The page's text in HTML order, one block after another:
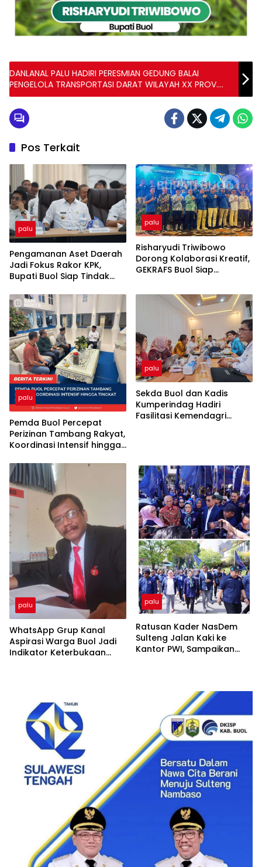
DANLANAL PALU HADIRI PERESMIAN GEDUNG BALAI
PENGELOLA TRANSPORTASI DARAT WILAYAH XX PROV.
SULTENG*
Pos Terkait
palu
Pengamanan Aset Daerah
Jadi Fokus Rakor KPK,
Bupati Buol Siap Tindak
palu
Risharyudi Triwibowo
Dorong Kolaborasi Kreatif,
GEKRAFS Buol Siap
palu
Pemda Buol Percepat
Perizinan Tambang Rakyat,
Koordinasi Intensif hingga
palu
Sekda Buol dan Kadis
Kumperindag Hadiri
Fasilitasi Kemendagri
palu
WhatsApp Grup Kanal
Aspirasi Warga Buol Jadi
Indikator Keterbukaan
palu
Ratusan Kader NasDem
Sulteng Jalan Kaki ke
Kantor PWI, Sampaikan